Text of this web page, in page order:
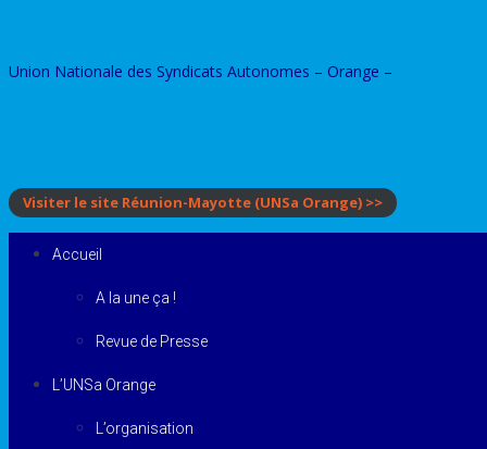
content
Union Nationale des Syndicats Autonomes – Orange –
Visiter le site Réunion-Mayotte (UNSa Orange) >>
Accueil
A la une ça !
Revue de Presse
L’UNSa Orange
L’organisation